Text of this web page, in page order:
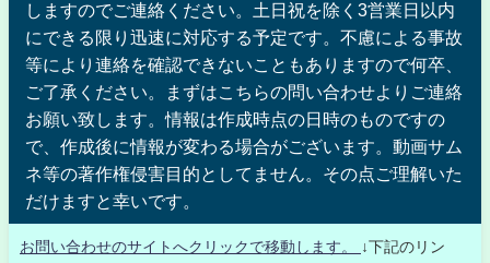
しますのでご連絡ください。土日祝を除く3営業日以内
にできる限り迅速に対応する予定です。不慮による事故
等により連絡を確認できないこともありますので何卒、
ご了承ください。まずはこちらの問い合わせよりご連絡
お願い致します。情報は作成時点の日時のものですの
で、作成後に情報が変わる場合がございます。動画サム
ネ等の著作権侵害目的としてません。その点ご理解いた
だけますと幸いです。
お問い合わせのサイトへクリックで移動します。
↓下記のリン